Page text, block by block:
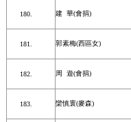
建 華(會捐)
郭素梅(西區女)
周 遊(會捐)
欒慎寰(麥森)